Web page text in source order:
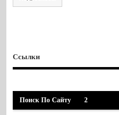
Ссылки
Поиск По Сайту 2